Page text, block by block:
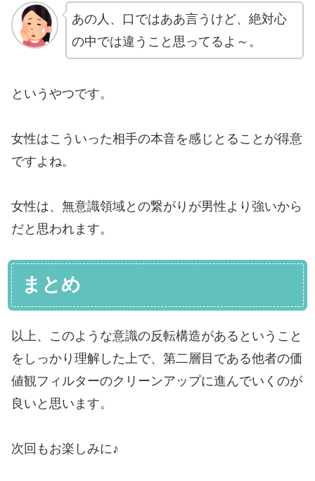
あの人、口ではああ言うけど、絶対心
の中では違うこと思ってるよ～。
というやつです。
女性はこういった相手の本音を感じとることが得意
ですよね。
女性は、無意識領域との繋がりが男性より強いから
だと思われます。
まとめ
以上、このような意識の反転構造があるということ
をしっかり理解した上で、第二層目である他者の価
値観フィルターのクリーンアップに進んでいくのが
良いと思います。
次回もお楽しみに♪